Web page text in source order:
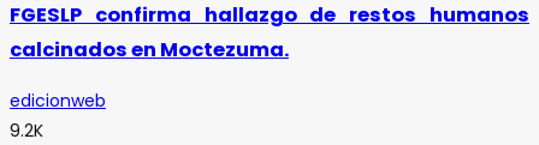
FGESLP confirma hallazgo de restos humanos
calcinados en Moctezuma.
edicionweb
9.2K